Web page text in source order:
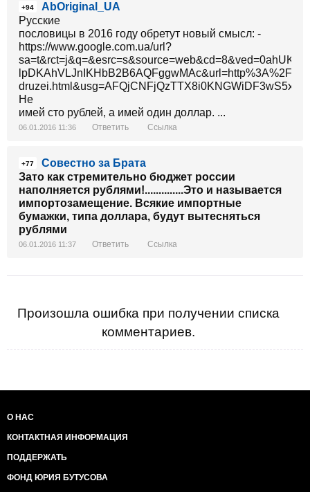
+94
AbOriginal_UA
Русские
пословицы в 2016 году обретут новый смысл: -
https://www.google.com.ua/url?
Не
имей сто рублей, а имей один доллар. ...
06.01.2016 11:36 Ответить Ссылка
+77
Совестно за Брата
Зато как стремительно бюджет россии
наполняется рублями!..............Это и называется
импортозамещение. Всякие импортные
бумажки, типа доллара, будут вытесняться
рублями
06.01.2016 11:37 Ответить Ссылка
Произошла ошибка при получении списка
комментариев.
О НАС
КОНТАКТНАЯ ИНФОРМАЦИЯ
ПОДДЕРЖАТЬ
ФОНД ЮРИЯ БУТУСОВА